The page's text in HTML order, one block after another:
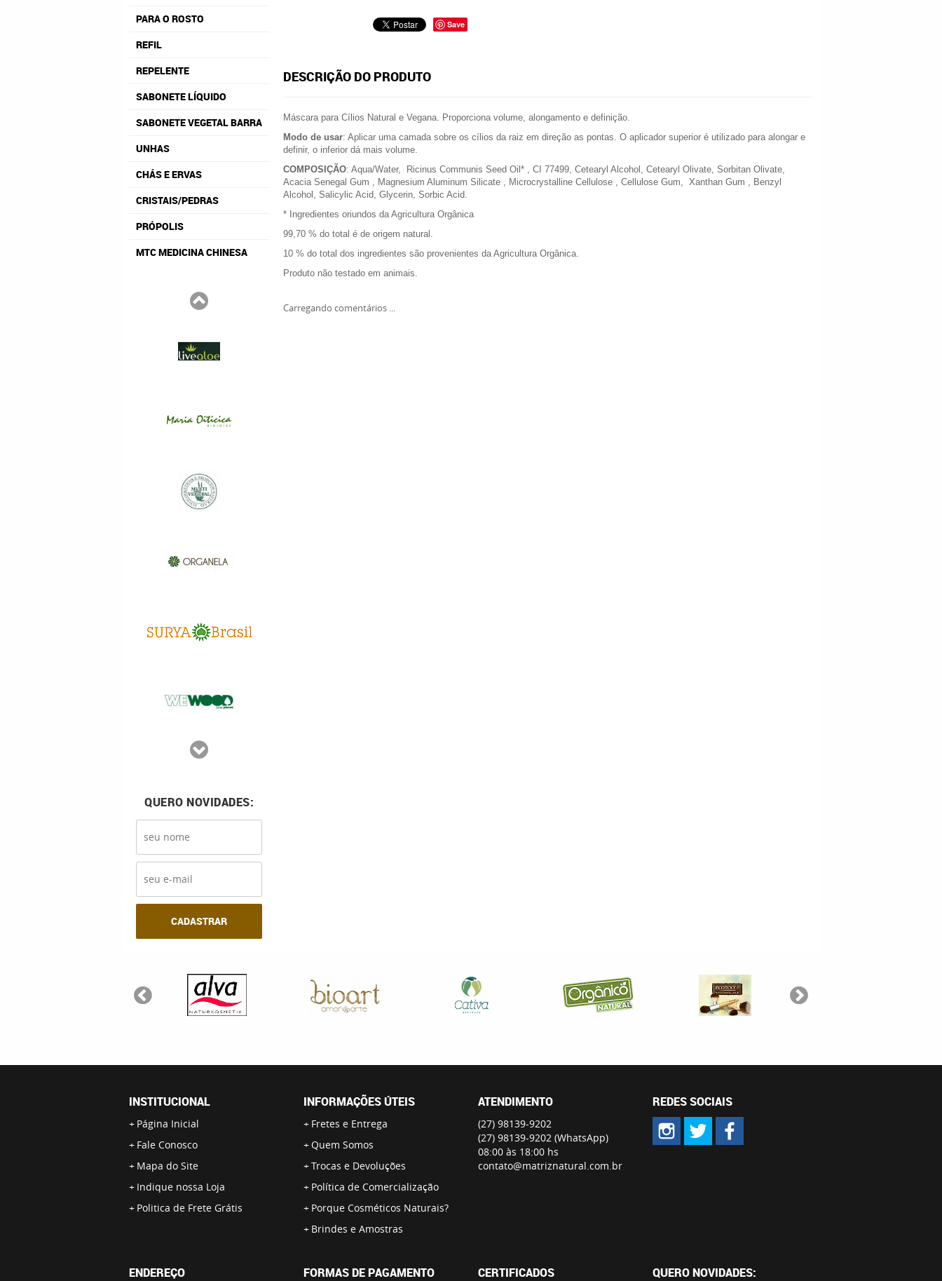
PARA O ROSTO
REFIL
REPELENTE
SABONETE LÍQUIDO
SABONETE VEGETAL BARRA
UNHAS
CHÁS E ERVAS
CRISTAIS/PEDRAS
PRÓPOLIS
MTC MEDICINA CHINESA
QUERO NOVIDADES:
CADASTRAR
Save
DESCRIÇÃO DO PRODUTO
Máscara para Cílios Natural e Vegana. Proporciona volume, alongamento e definição.
Modo de usar: Aplicar uma camada sobre os cílios da raiz em direção as pontas. O aplicador superior é utilizado para alongar e
definir, o inferior dá mais volume.
COMPOSIÇÃO: Aqua/Water, Ricinus Communis Seed Oil* , CI 77499, Cetearyl Alcohol, Cetearyl Olivate, Sorbitan Olivate,
Acacia Senegal Gum , Magnesium Aluminum Silicate , Microcrystalline Cellulose , Cellulose Gum, Xanthan Gum , Benzyl
Alcohol, Salicylic Acid, Glycerin, Sorbic Acid.
* Ingredientes oriundos da Agricultura Orgânica
99,70 % do total é de origem natural.
10 % do total dos ingredientes são provenientes da Agricultura Orgânica.
Produto não testado em animais.
Carregando comentários ...
INSTITUCIONAL
Página Inicial
Fale Conosco
Mapa do Site
Indique nossa Loja
Politica de Frete Grátis
INFORMAÇÕES ÚTEIS
Fretes e Entrega
Quem Somos
Trocas e Devoluções
Política de Comercialização
Porque Cosméticos Naturais?
Brindes e Amostras
ATENDIMENTO
(27) 98139-9202
(27) 98139-9202 (WhatsApp)
08:00 às 18:00 hs
contato@matriznatural.com.br
REDES SOCIAIS
ENDEREÇO FORMAS DE PAGAMENTO CERTIFICADOS QUERO NOVIDADES: